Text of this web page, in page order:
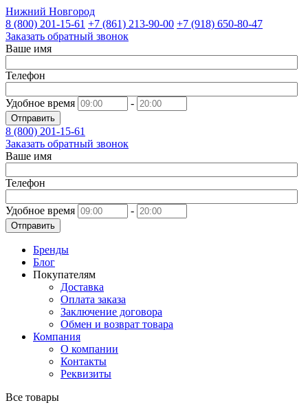
Нижний Новгород
8 (800) 201-15-61 +7 (861) 213-90-00 +7 (918) 650-80-47
Заказать обратный звонок
Ваше имя
Телефон
Удобное время -
Отправить
8 (800) 201-15-61
Заказать обратный звонок
Ваше имя
Телефон
Удобное время -
Отправить
Бренды
Блог
Покупателям
Доставка
Оплата заказа
Заключение договора
Обмен и возврат товара
Компания
О компании
Контакты
Реквизиты
Все товары